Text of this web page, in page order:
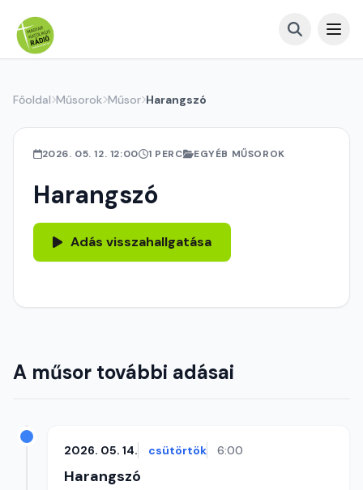
Főoldal Műsorok Műsor Harangszó
2026. 05. 12. 12:00 1 PERC EGYÉB MŰSOROK
Harangszó
Adás visszahallgatása
A műsor további adásai
2026. 05. 14. csütörtök 6:00
Harangszó